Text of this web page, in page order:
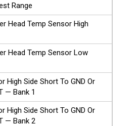
Range
Head Temp Sensor High
Head Temp Sensor Low
High Side Short To GND Or
— Bank 1
High Side Short To GND Or
— Bank 2